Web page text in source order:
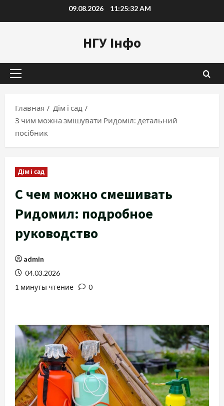
к
09.08.2026 11:25:34 AM
НГУ Інфо
Основное
Главная
Дім і сад
З чим можна змішувати Ридоміл: детальний
посібник
Дім і сад
С чем можно смешивать
Ридомил: подробное
руководство
admin
04.03.2026
1 минуты чтение
0